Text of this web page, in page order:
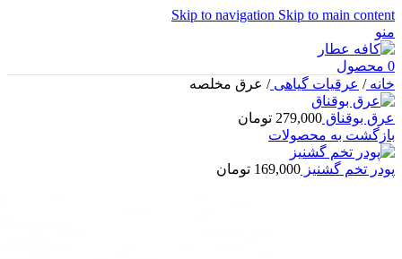
Skip to navigation Skip to main content
منو
0 محصول
خانه/ عرقیات گیاهی/ عرق مخلصه
عرق بوقناق 279,000 تومان
بازگشت به محصولات
پودر تخم گشنیز 169,000 تومان